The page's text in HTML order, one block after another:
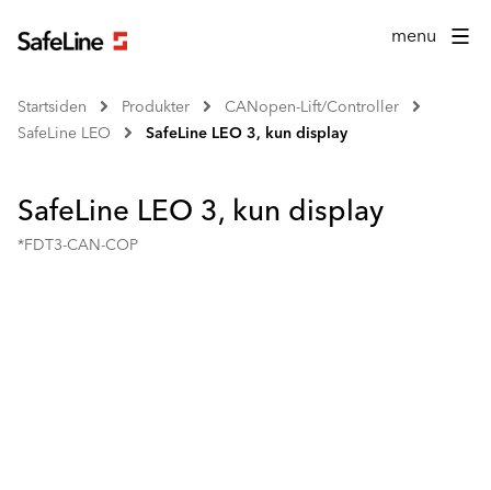
menu
Startsiden Produkter
CANopen-Lift/Controller
SafeLine LEO
SafeLine LEO 3, kun display
SafeLine LEO 3, kun display
*FDT3-CAN-COP